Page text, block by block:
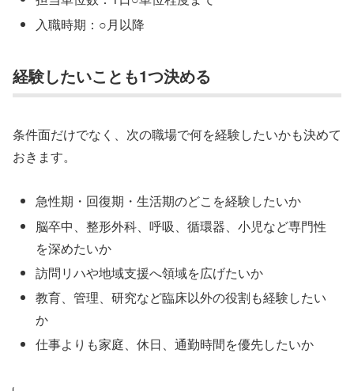
入職時期：○月以降
経験したいことも1つ決める
条件面だけでなく、次の職場で何を経験したいかも決めて
おきます。
急性期・回復期・生活期のどこを経験したいか
脳卒中、整形外科、呼吸、循環器、小児など専門性
を深めたいか
訪問リハや地域支援へ領域を広げたいか
教育、管理、研究など臨床以外の役割も経験したい
か
仕事よりも家庭、休日、通勤時間を優先したいか